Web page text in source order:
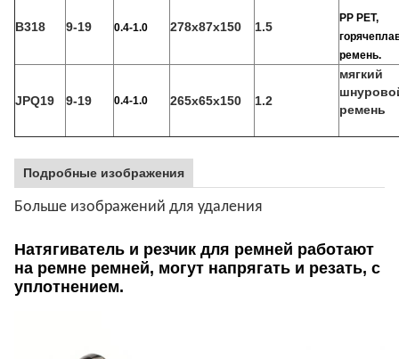
B318 9-19 0.4-1.0 278х87х150 1.5
PP PET,
ремень.
JPQ19 9-19 0.4-1.0 265х65х150 1.2
мягкий
ремень
Подробные изображения
Больше изображений для удаления
Натягиватель и резчик для ремней работают
на ремне ремней, могут напрягать и резать, с
уплотнением.